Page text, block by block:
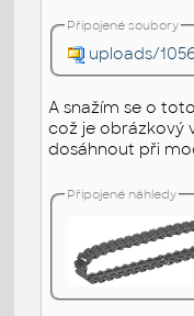
Připojené soubory
uploads/
A snažím se o
což je obrázkový
dosáhnout při
Připojené náhledy